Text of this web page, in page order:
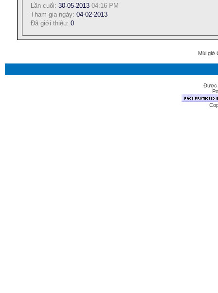
Lần cuối: 30-05-2013 04:16 PM
Tham gia ngày: 04-02-2013
Ðã giới thiệu: 0
Múi giờ
Được